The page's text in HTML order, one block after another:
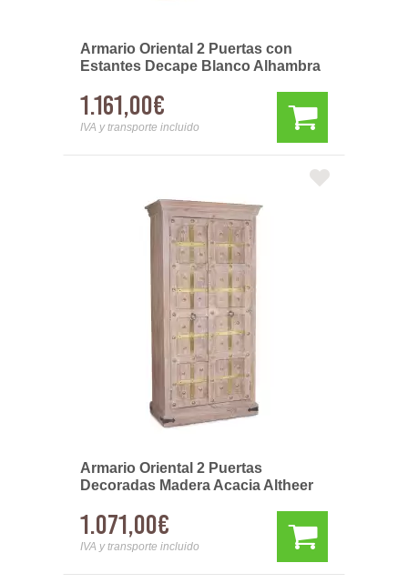
Armario Oriental 2 Puertas con
Estantes Decape Blanco Alhambra
1.161,00€
IVA y transporte incluido
Armario Oriental 2 Puertas
Decoradas Madera Acacia Altheer
1.071,00€
IVA y transporte incluido